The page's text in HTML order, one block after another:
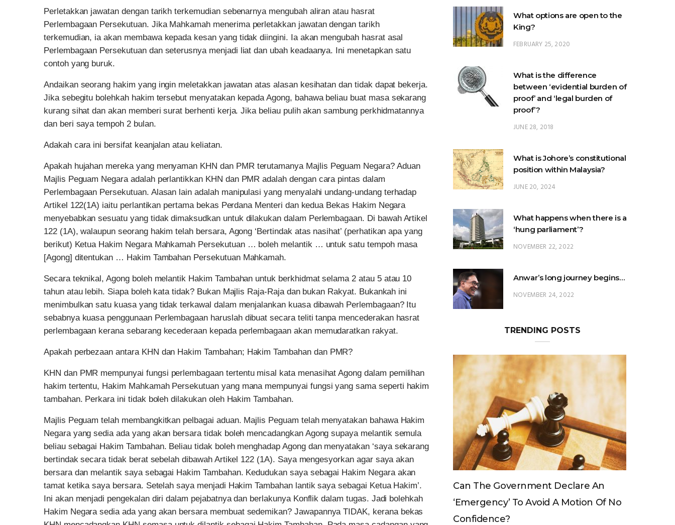
Perletakkan jawatan dengan tarikh terkemudian sebenarnya mengubah aliran atau hasrat
Perlembagaan Persekutuan. Jika Mahkamah menerima perletakkan jawatan dengan tarikh
terkemudian, ia akan membawa kepada kesan yang tidak diingini. Ia akan mengubah hasrat asal
Perlembagaan Persekutuan dan seterusnya menjadi liat dan ubah keadaanya. Ini menetapkan satu
contoh yang buruk.
Andaikan seorang hakim yang ingin meletakkan jawatan atas alasan kesihatan dan tidak dapat bekerja.
Jika sebegitu bolehkah hakim tersebut menyatakan kepada Agong, bahawa beliau buat masa sekarang
kurang sihat dan akan memberi surat berhenti kerja. Jika beliau pulih akan sambung perkhidmatannya
dan beri saya tempoh 2 bulan.
Adakah cara ini bersifat keanjalan atau keliatan.
Apakah hujahan mereka yang menyaman KHN dan PMR terutamanya Majlis Peguam Negara? Aduan
Majlis Peguam Negara adalah perlantikkan KHN dan PMR adalah dengan cara pintas dalam
Perlembagaan Persekutuan. Alasan lain adalah manipulasi yang menyalahi undang-undang terhadap
Artikel 122(1A) iaitu perlantikan pertama bekas Perdana Menteri dan kedua Bekas Hakim Negara
menyebabkan sesuatu yang tidak dimaksudkan untuk dilakukan dalam Perlembagaan. Di bawah Artikel
122 (1A), walaupun seorang hakim telah bersara, Agong ‘Bertindak atas nasihat’ (perhatikan apa yang
berikut) Ketua Hakim Negara Mahkamah Persekutuan … boleh melantik … untuk satu tempoh masa
[Agong] ditentukan … Hakim Tambahan Persekutuan Mahkamah.
Secara teknikal, Agong boleh melantik Hakim Tambahan untuk berkhidmat selama 2 atau 5 atau 10
tahun atau lebih. Siapa boleh kata tidak? Bukan Majlis Raja-Raja dan bukan Rakyat. Bukankah ini
menimbulkan satu kuasa yang tidak terkawal dalam menjalankan kuasa dibawah Perlembagaan? Itu
sebabnya kuasa penggunaan Perlembagaan haruslah dibuat secara teliti tanpa mencederakan hasrat
perlembagaan kerana sebarang kecederaan kepada perlembagaan akan memudaratkan rakyat.
Apakah perbezaan antara KHN dan Hakim Tambahan; Hakim Tambahan dan PMR?
KHN dan PMR mempunyai fungsi perlembagaan tertentu misal kata menasihat Agong dalam pemilihan
hakim tertentu, Hakim Mahkamah Persekutuan yang mana mempunyai fungsi yang sama seperti hakim
tambahan. Perkara ini tidak boleh dilakukan oleh Hakim Tambahan.
Majlis Peguam telah membangkitkan pelbagai aduan. Majlis Peguam telah menyatakan bahawa Hakim
Negara yang sedia ada yang akan bersara tidak boleh mencadangkan Agong supaya melantik semula
beliau sebagai Hakim Tambahan. Beliau tidak boleh menghadap Agong dan menyatakan ‘saya sekarang
bertindak secara tidak berat sebelah dibawah Artikel 122 (1A). Saya mengesyorkan agar saya akan
bersara dan melantik saya sebagai Hakim Tambahan. Kedudukan saya sebagai Hakim Negara akan
tamat ketika saya bersara. Setelah saya menjadi Hakim Tambahan lantik saya sebagai Ketua Hakim’.
Ini akan menjadi pengekalan diri dalam pejabatnya dan berlakunya Konflik dalam tugas. Jadi bolehkah
Hakim Negara sedia ada yang akan bersara membuat sedemikan? Jawapannya TIDAK, kerana bekas
FEBRUARY 25, 2020
What is the difference
proof’?
JUNE 28, 2018
What is Johore’s constitutional
JUNE 20, 2024
What happens when there is a
NOVEMBER 22, 2022
Anwar’s long journey begins…
TRENDING POSTS
Can The King Change His Mind?